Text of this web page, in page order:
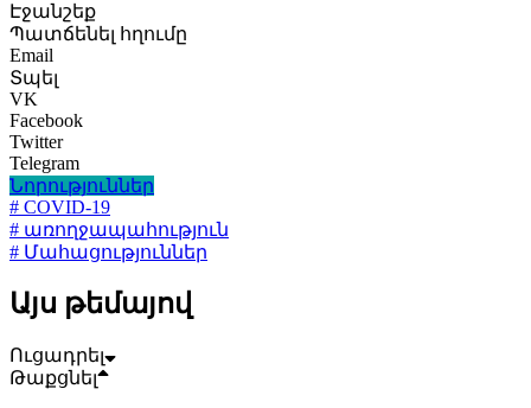
Էջանշեք
Պատճենել հղումը
Email
Տպել
VK
Facebook
Twitter
Telegram
Նորություններ
# COVID-19
# առողջապահություն
# Մահացություններ
Այս թեմայով
Ուցադրել
Թաքցնել